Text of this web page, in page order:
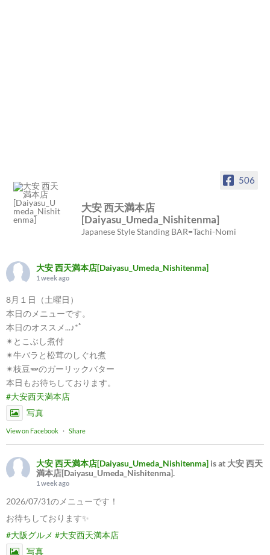
506
大安 西天満本店
[Daiyasu_Umeda_Nishitenma]
Japanese Style Standing BAR=Tachi-Nomi
大安 西天満本店[Daiyasu_Umeda_Nishitenma]
1 week ago
8月１日（土曜日）
本日のメニューです。
本日のオススメ...♪*ﾟ
✴︎とこぶし煮付
✴︎牛バラと松茸のしぐれ煮
✴︎枝豆🫛のガーリックバター
本日もお待ちしております。
#大安西天満本店
写真
View on Facebook · Share
大安 西天満本店[Daiyasu_Umeda_Nishitenma] is at 大安 西天
満本店[Daiyasu_Umeda_Nishitenma].
1 week ago
2026/07/31のメニューです！
お待ちしております✨
#大阪グルメ #大安西天満本店
写真